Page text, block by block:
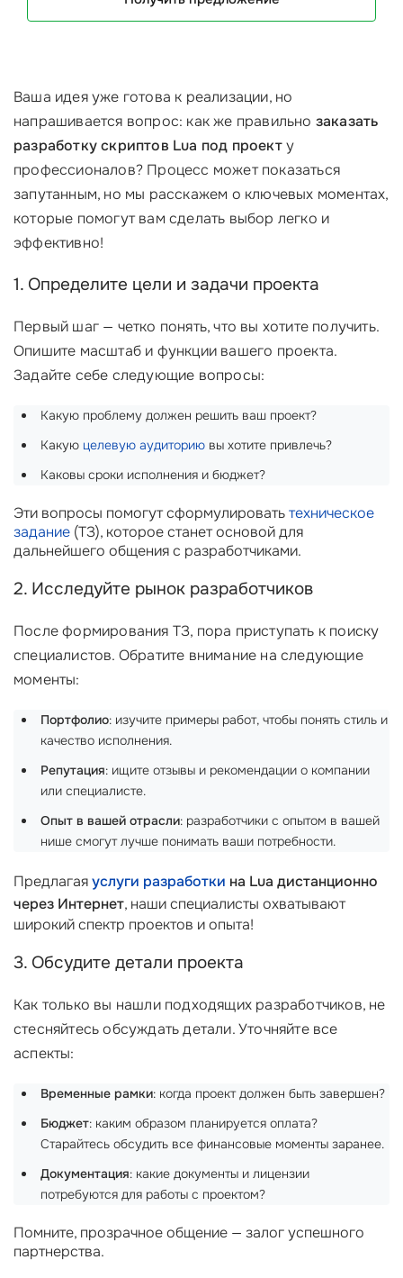
Ваша идея уже готова к реализации, но
напрашивается вопрос: как же правильно заказать
разработку скриптов Lua под проекту
профессионалов? Процесс может показаться
запутанным, но мы расскажем о ключевых моментах,
которые помогут вам сделать выбор легко и
эффективно!
1. Определите цели и задачи проекта
Первый шаг — четко понять, что вы хотите получить.
Опишите масштаб и функции вашего проекта.
Задайте себе следующие вопросы:
Какую проблему должен решить ваш проект?
Какую целевую аудиторию вы хотите привлечь?
Каковы сроки исполнения и бюджет?
Эти вопросы помогут сформулироватьтехническое
задание (ТЗ), которое станет основой для
дальнейшего общения с разработчиками.
2. Исследуйте рынок разработчиков
После формирования ТЗ, пора приступать к поиску
специалистов. Обратите внимание на следующие
моменты:
Портфолио: изучите примеры работ, чтобы понять стиль и
качество исполнения.
Репутация: ищите отзывы и рекомендации о компании
или специалисте.
Опыт в вашей отрасли: разработчики с опытом в вашей
нише смогут лучше понимать ваши потребности.
Предлагаяуслуги разработки на Lua дистанционно
через Интернет, наши специалисты охватывают
широкий спектр проектов и опыта!
3. Обсудите детали проекта
Как только вы нашли подходящих разработчиков, не
стесняйтесь обсуждать детали. Уточняйте все
аспекты:
Временные рамки: когда проект должен быть завершен?
Бюджет: каким образом планируется оплата?
Старайтесь обсудить все финансовые моменты заранее.
Документация: какие документы и лицензии
потребуются для работы с проектом?
Помните, прозрачное общение — залог успешного
партнерства.